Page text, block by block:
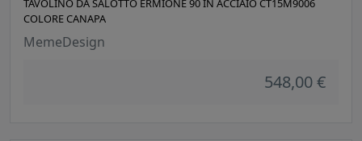
TAVOLINO DA SALOTTO ERMIONE 90 IN ACCIAIO CT15M9006
COLORE CANAPA
MemeDesign
548,00 €